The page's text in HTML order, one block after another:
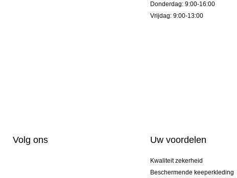
Donderdag: 9:00-16:00
Vrijdag: 9:00-13:00
Volg ons Uw voordelen
Kwaliteit zekerheid
Beschermende keeperkleding